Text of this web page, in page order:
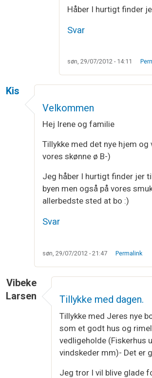
Håber I hurtigt finder
Svar
søn, 29/07/2012 - 14:11
Kis
Velkommen
Hej Irene og familie
Tillykke med det nye hjem og
vores skønne ø B-)
Jeg håber I hurtigt finder jer
byen men også på vores
allerbedste sted at bo :)
Svar
søn, 29/07/2012 - 21:47 Permalink
Vibeke
Larsen
Tillykke med dagen.
Tillykke med Jeres nye
som et godt hus og
vedligeholde (Fiskerhus
vindskeder mm)- Det er
Jeg tror I vil blive glade